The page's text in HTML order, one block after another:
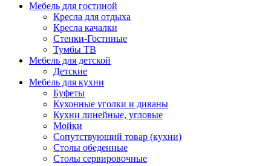
Мебель для гостиной
Кресла для отдыха
Кресла качалки
Стенки-Гостиные
Тумбы ТВ
Мебель для детской
Детские
Мебель для кухни
Буфеты
Кухонные уголки и диваны
Кухни линейные, угловые
Мойки
Сопутствующий товар (кухни)
Столы обеденные
Столы сервировочные